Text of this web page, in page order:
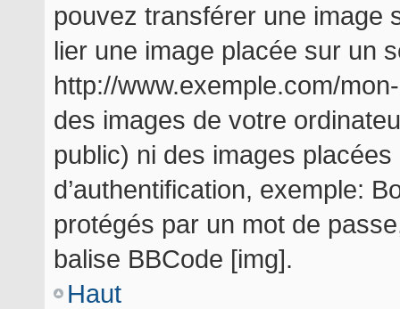
pouvez transférer une image
lier une image placée sur un
http://www.exemple.com/
des images de votre
public) ni des images
d’authentification, exemple:
protégés par un mot de
balise BBCode [img].
Haut